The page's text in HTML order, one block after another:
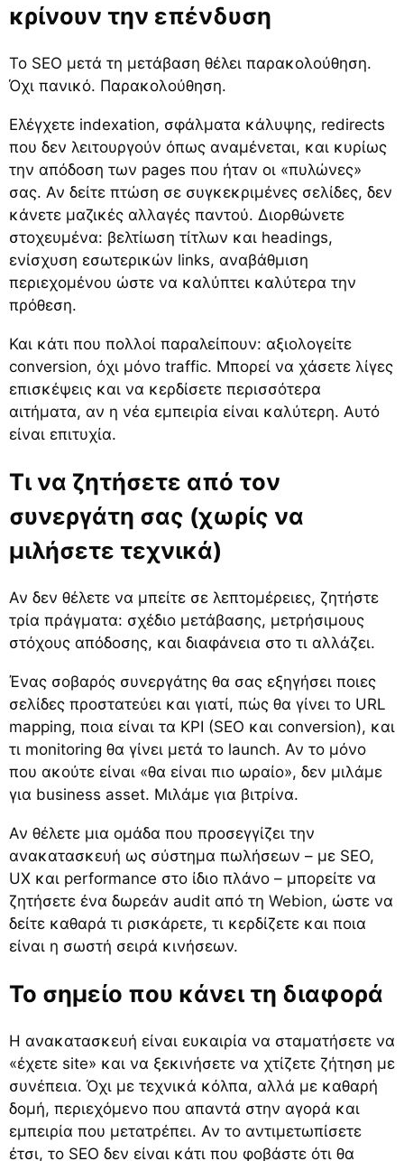
κρίνουν την επένδυση
Το SEO μετά τη μετάβαση θέλει παρακολούθηση.
Όχι πανικό. Παρακολούθηση.
Ελέγχετε indexation, σφάλματα κάλυψης, redirects
που δεν λειτουργούν όπως αναμένεται, και κυρίως
την απόδοση των pages που ήταν οι «πυλώνες»
σας. Αν δείτε πτώση σε συγκεκριμένες σελίδες, δεν
κάνετε μαζικές αλλαγές παντού. Διορθώνετε
στοχευμένα: βελτίωση τίτλων και headings,
ενίσχυση εσωτερικών links, αναβάθμιση
περιεχομένου ώστε να καλύπτει καλύτερα την
πρόθεση.
Και κάτι που πολλοί παραλείπουν: αξιολογείτε
conversion, όχι μόνο traffic. Μπορεί να χάσετε λίγες
επισκέψεις και να κερδίσετε περισσότερα
αιτήματα, αν η νέα εμπειρία είναι καλύτερη. Αυτό
είναι επιτυχία.
Τι να ζητήσετε από τον
συνεργάτη σας (χωρίς να
μιλήσετε τεχνικά)
Αν δεν θέλετε να μπείτε σε λεπτομέρειες, ζητήστε
τρία πράγματα: σχέδιο μετάβασης, μετρήσιμους
στόχους απόδοσης, και διαφάνεια στο τι αλλάζει.
Ένας σοβαρός συνεργάτης θα σας εξηγήσει ποιες
σελίδες προστατεύει και γιατί, πώς θα γίνει το URL
mapping, ποια είναι τα KPI (SEO και conversion), και
τι monitoring θα γίνει μετά το launch. Αν το μόνο
που ακούτε είναι «θα είναι πιο ωραίο», δεν μιλάμε
για business asset. Μιλάμε για βιτρίνα.
Αν θέλετε μια ομάδα που προσεγγίζει την
ανακατασκευή ως σύστημα πωλήσεων – με SEO,
UX και performance στο ίδιο πλάνο – μπορείτε να
ζητήσετε ένα δωρεάν audit από τη Webion, ώστε να
δείτε καθαρά τι ρισκάρετε, τι κερδίζετε και ποια
είναι η σωστή σειρά κινήσεων.
Το σημείο που κάνει τη διαφορά
Η ανακατασκευή είναι ευκαιρία να σταματήσετε να
«έχετε site» και να ξεκινήσετε να χτίζετε ζήτηση με
συνέπεια. Όχι με τεχνικά κόλπα, αλλά με καθαρή
δομή, περιεχόμενο που απαντά στην αγορά και
εμπειρία που μετατρέπει. Αν το αντιμετωπίσετε
έτσι, το SEO δεν είναι κάτι που φοβάστε ότι θα